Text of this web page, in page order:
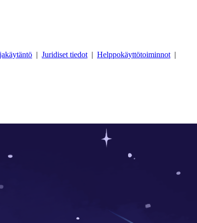
| Juridiset tiedot | Helppokäyttötoiminnot |